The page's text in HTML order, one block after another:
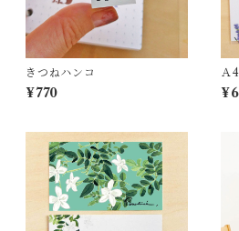
きつねハンコ
¥770
Ａ